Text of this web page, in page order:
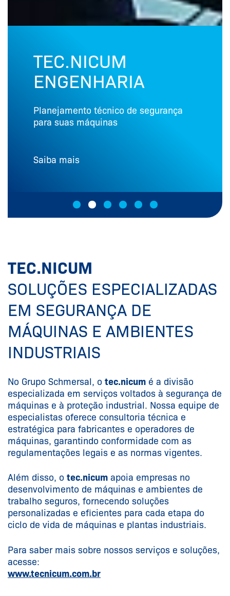
TEC.NICUM
ENGENHARIA
Planejamento técnico de segurança
para suas máquinas
Saiba mais
TEC.NICUM
SOLUÇÕES ESPECIALIZADAS
EM SEGURANÇA DE
MÁQUINAS E AMBIENTES
INDUSTRIAIS
No Grupo Schmersal, o tec.nicum é a divisão
especializada em serviços voltados à segurança de
máquinas e à proteção industrial. Nossa equipe de
especialistas oferece consultoria técnica e
estratégica para fabricantes e operadores de
máquinas, garantindo conformidade com as
regulamentações legais e as normas vigentes.
Além disso, o tec.nicum apoia empresas no
desenvolvimento de máquinas e ambientes de
trabalho seguros, fornecendo soluções
personalizadas e eficientes para cada etapa do
ciclo de vida de máquinas e plantas industriais.
Para saber mais sobre nossos serviços e soluções,
acesse:
www.tecnicum.com.br